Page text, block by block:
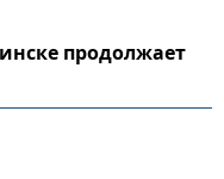
продолжает